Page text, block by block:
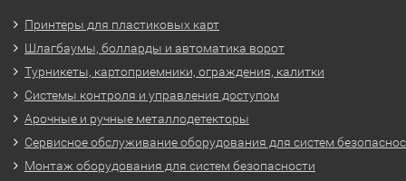
Принтеры для пластиковых карт
Шлагбаумы, болларды и автоматика ворот
Турникеты, картоприемники, ограждения, калитки
Системы контроля и управления доступом
Арочные и ручные металлодетекторы
Сервисное обслуживание оборудования для систем
Монтаж оборудования для систем безопасности